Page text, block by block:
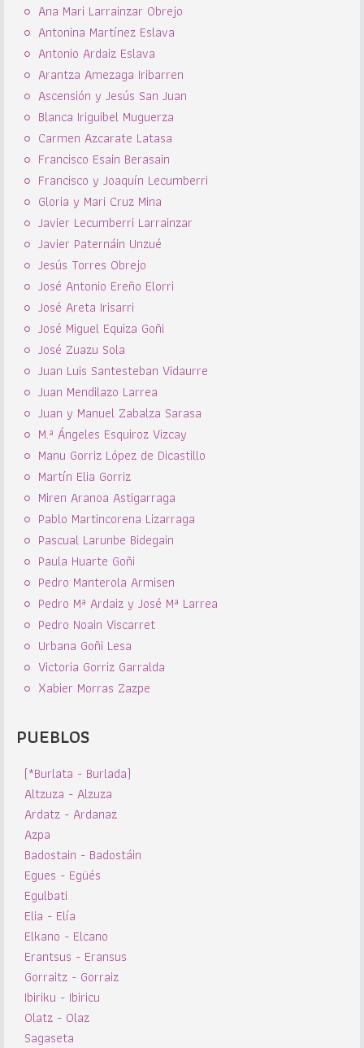
Ana Mari Larrainzar Obrejo
Antonina Martínez Eslava
Antonio Ardaiz Eslava
Arantza Amezaga Iribarren
Ascensión y Jesús San Juan
Blanca Iriguibel Muguerza
Carmen Azcarate Latasa
Francisco Esain Berasain
Francisco y Joaquín Lecumberri
Gloria y Mari Cruz Mina
Javier Lecumberri Larrainzar
Javier Paternáin Unzué
Jesús Torres Obrejo
José Antonio Ereño Elorri
José Areta Irisarri
José Miguel Equiza Goñi
José Zuazu Sola
Juan Luis Santesteban Vidaurre
Juan Mendilazo Larrea
Juan y Manuel Zabalza Sarasa
M.ª Ángeles Esquiroz Vizcay
Manu Gorriz López de Dicastillo
Martín Elia Gorriz
Miren Aranoa Astigarraga
Pablo Martincorena Lizarraga
Pascual Larunbe Bidegain
Paula Huarte Goñi
Pedro Manterola Armisen
Pedro Mª Ardaiz y José Mª Larrea
Pedro Noain Viscarret
Urbana Goñi Lesa
Victoria Gorriz Garralda
Xabier Morras Zazpe
PUEBLOS
(*Burlata - Burlada)
Altzuza - Alzuza
Ardatz - Ardanaz
Azpa
Badostain - Badostáin
Egues - Egüés
Egulbati
Elia - Elía
Elkano - Elcano
Erantsus - Eransus
Gorraitz - Gorraiz
Ibiriku - Ibiricu
Olatz - Olaz
Sagaseta